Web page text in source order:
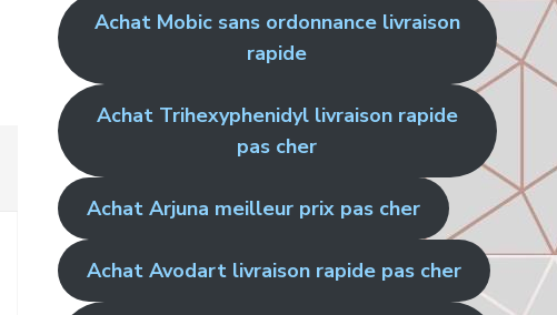
Achat Mobic sans ordonnance livraison
rapide
Achat Trihexyphenidyl livraison rapide
pas cher
Achat Arjuna meilleur prix pas cher
Achat Avodart livraison rapide pas cher